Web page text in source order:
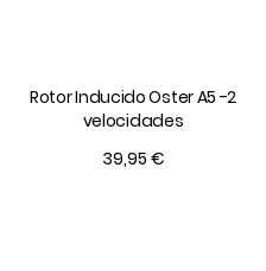
Rotor Inducido Oster A5 -2
velocidades
39,95 €